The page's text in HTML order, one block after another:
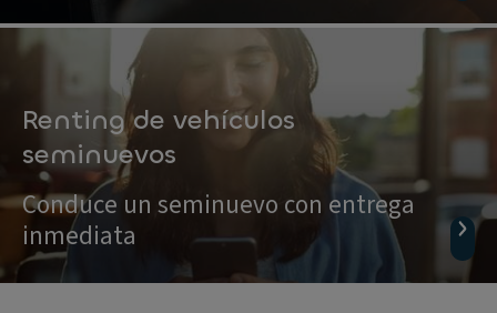
Renting de vehículos
seminuevos
Conduce un seminuevo con entrega
inmediata